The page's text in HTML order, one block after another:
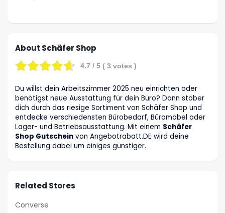
About Schäfer Shop
4.7 / 5 ( 3 votes )
Du willst dein Arbeitszimmer 2025 neu einrichten oder
benötigst neue Ausstattung für dein Büro? Dann stöber
dich durch das riesige Sortiment von Schäfer Shop und
entdecke verschiedensten Bürobedarf, Büromöbel oder
Lager- und Betriebsausstattung. Mit einem Schäfer
Shop Gutschein von Angebotrabatt.DE wird deine
Bestellung dabei um einiges günstiger.
Related Stores
Converse